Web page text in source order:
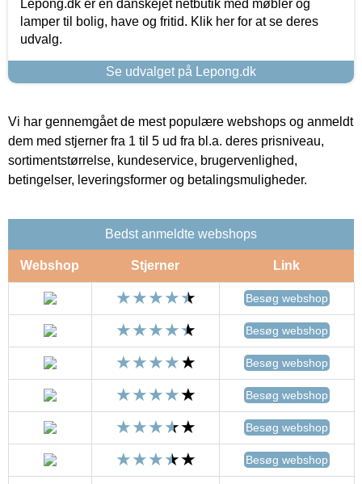
Lepong.dk er en danskejet netbutik med møbler og
lamper til bolig, have og fritid. Klik her for at se deres
udvalg.
Se udvalget på Lepong.dk
Vi har gennemgået de mest populære webshops og anmeldt
dem med stjerner fra 1 til 5 ud fra bl.a. deres prisniveau,
sortimentstørrelse, kundeservice, brugervenlighed,
betingelser, leveringsformer og betalingsmuligheder.
Bedst anmeldte webshops
Webshop Stjerner Link
Besøg webshop
Besøg webshop
Besøg webshop
Besøg webshop
Besøg webshop
Besøg webshop